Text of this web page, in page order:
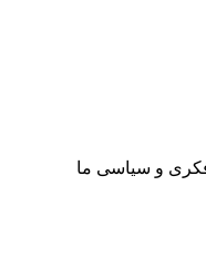
فکری و سیاسی ما